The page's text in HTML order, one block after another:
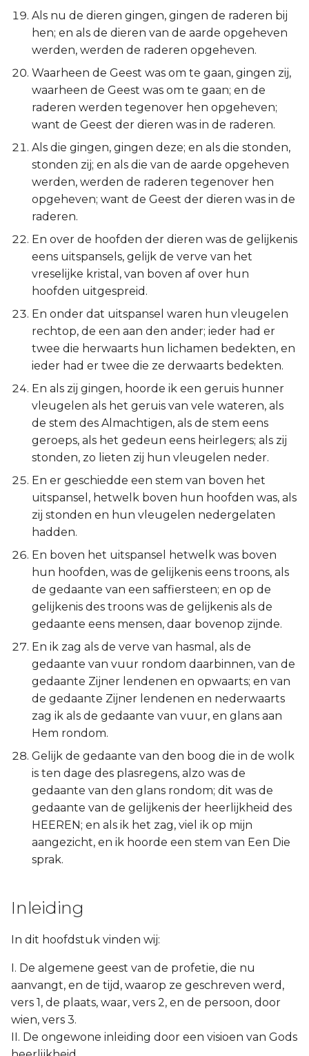
Als nu de dieren gingen, gingen de raderen bij
hen; en als de dieren van de aarde opgeheven
werden, werden de raderen opgeheven.
Waarheen de Geest was om te gaan, gingen zij,
waarheen de Geest was om te gaan; en de
raderen werden tegenover hen opgeheven;
want de Geest der dieren was in de raderen.
Als die gingen, gingen deze; en als die stonden,
stonden zij; en als die van de aarde opgeheven
werden, werden de raderen tegenover hen
opgeheven; want de Geest der dieren was in de
raderen.
En over de hoofden der dieren was de gelijkenis
eens uitspansels, gelijk de verve van het
vreselijke kristal, van boven af over hun
hoofden uitgespreid.
En onder dat uitspansel waren hun vleugelen
rechtop, de een aan den ander; ieder had er
twee die herwaarts hun lichamen bedekten, en
ieder had er twee die ze derwaarts bedekten.
En als zij gingen, hoorde ik een geruis hunner
vleugelen als het geruis van vele wateren, als
de stem des Almachtigen, als de stem eens
geroeps, als het gedeun eens heirlegers; als zij
stonden, zo lieten zij hun vleugelen neder.
En er geschiedde een stem van boven het
uitspansel, hetwelk boven hun hoofden was, als
zij stonden en hun vleugelen nedergelaten
hadden.
En boven het uitspansel hetwelk was boven
hun hoofden, was de gelijkenis eens troons, als
de gedaante van een saffiersteen; en op de
gelijkenis des troons was de gelijkenis als de
gedaante eens mensen, daar bovenop zijnde.
En ik zag als de verve van hasmal, als de
gedaante van vuur rondom daarbinnen, van de
gedaante Zijner lendenen en opwaarts; en van
de gedaante Zijner lendenen en nederwaarts
zag ik als de gedaante van vuur, en glans aan
Hem rondom.
Gelijk de gedaante van den boog die in de wolk
is ten dage des plasregens, alzo was de
gedaante van den glans rondom; dit was de
gedaante van de gelijkenis der heerlijkheid des
HEEREN; en als ik het zag, viel ik op mijn
aangezicht, en ik hoorde een stem van Een Die
sprak.
Inleiding
In dit hoofdstuk vinden wij:
I. De algemene geest van de profetie, die nu
aanvangt, en de tijd, waarop ze geschreven werd,
vers 1, de plaats, waar, vers 2, en de persoon, door
wien, vers 3.
II. De ongewone inleiding door een visioen van Gods